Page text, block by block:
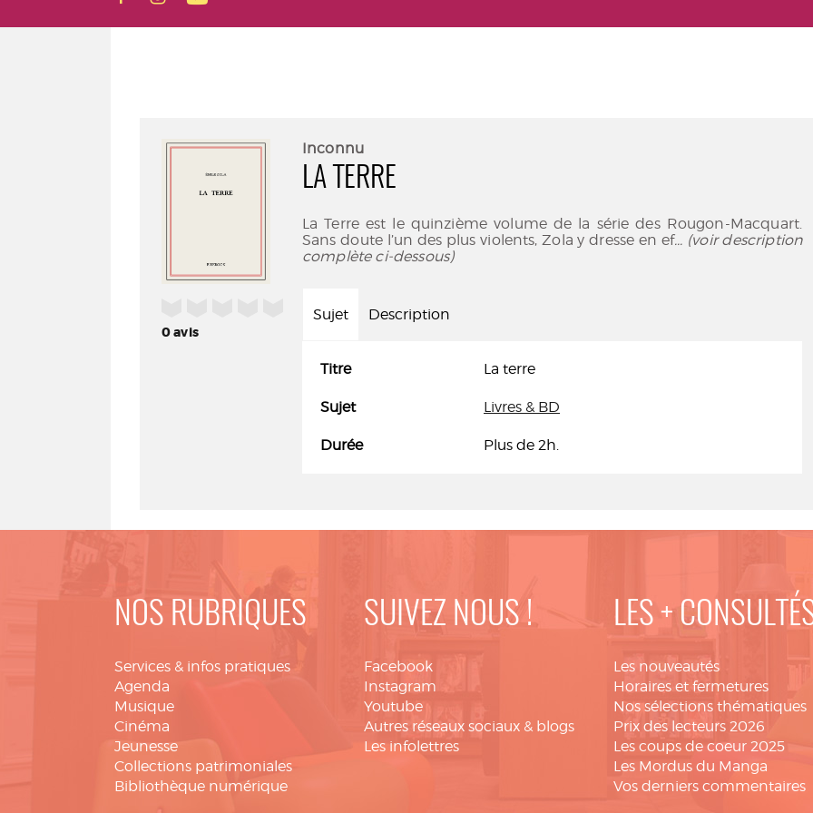
0avis
Inconnu
LA TERRE
La Terre est le quinzième volume de la série des Rougon-Macquart.
Sans doute l’un des plus violents, Zola y dresse en ef... (voir description
complète ci-dessous)
Sujet Description
Titre La terre
Sujet Livres & BD
Durée Plus de 2h.
NOS RUBRIQUES
Services & infos pratiques
Agenda
Musique
Cinéma
Jeunesse
Collections patrimoniales
Bibliothèque numérique
SUIVEZ NOUS !
Facebook
Instagram
Youtube
Autres réseaux sociaux & blogs
Les infolettres
LES +
Les nouveautés
Horaires et fermetures
Nos sélections thématiques
Prix des lecteurs 2026
Les coups de coeur 2025
Les Mordus du Manga
Vos derniers commentaires